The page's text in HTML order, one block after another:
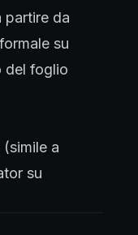
partire da
su
del foglio
a
su